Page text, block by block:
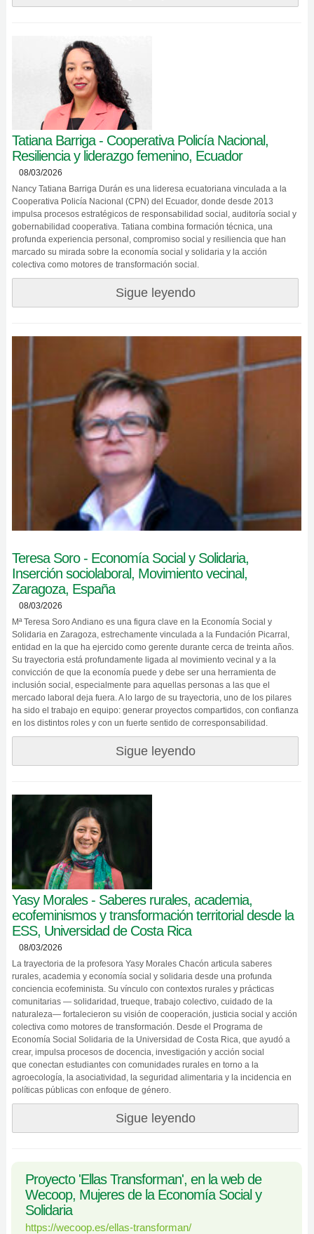
Tatiana Barriga - Cooperativa Policía Nacional,
Resiliencia y liderazgo femenino, Ecuador
08/03/2026
Nancy Tatiana Barriga Durán es una lideresa ecuatoriana vinculada a la
Cooperativa Policía Nacional (CPN) del Ecuador, donde desde 2013
impulsa procesos estratégicos de responsabilidad social, auditoría social y
gobernabilidad cooperativa. Tatiana combina formación técnica, una
profunda experiencia personal, compromiso social y resiliencia que han
marcado su mirada sobre la economía social y solidaria y la acción
colectiva como motores de transformación social.
Sigue leyendo
Teresa Soro - Economía Social y Solidaria,
Inserción sociolaboral, Movimiento vecinal,
Zaragoza, España
08/03/2026
Mª Teresa Soro Andiano es una figura clave en la Economía Social y
Solidaria en Zaragoza, estrechamente vinculada a la Fundación Picarral,
entidad en la que ha ejercido como gerente durante cerca de treinta años.
Su trayectoria está profundamente ligada al movimiento vecinal y a la
convicción de que la economía puede y debe ser una herramienta de
inclusión social, especialmente para aquellas personas a las que el
mercado laboral deja fuera. A lo largo de su trayectoria, uno de los pilares
ha sido el trabajo en equipo: generar proyectos compartidos, con confianza
en los distintos roles y con un fuerte sentido de corresponsabilidad.
Sigue leyendo
Yasy Morales - Saberes rurales, academia,
ecofeminismos y transformación territorial desde la
ESS, Universidad de Costa Rica
08/03/2026
La trayectoria de la profesora Yasy Morales Chacón articula saberes
rurales, academia y economía social y solidaria desde una profunda
conciencia ecofeminista. Su vínculo con contextos rurales y prácticas
comunitarias — solidaridad, trueque, trabajo colectivo, cuidado de la
naturaleza— fortalecieron su visión de cooperación, justicia social y acción
colectiva como motores de transformación. Desde el Programa de
Economía Social Solidaria de la Universidad de Costa Rica, que ayudó a
crear, impulsa procesos de docencia, investigación y acción social
que conectan estudiantes con comunidades rurales en torno a la
agroecología, la asociatividad, la seguridad alimentaria y la incidencia en
políticas públicas con enfoque de género.
Sigue leyendo
Proyecto 'Ellas Transforman', en la web de
Wecoop, Mujeres de la Economía Social y
Solidaria
https://wecoop.es/ellas-transforman/